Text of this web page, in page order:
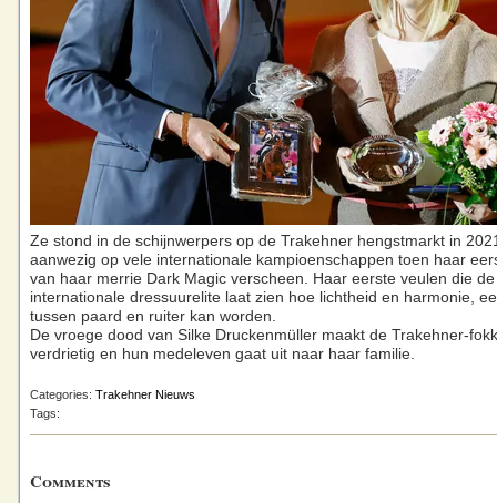
Ze stond in de schijnwerpers op de Trakehner hengstmarkt in
aanwezig op vele internationale kampioenschappen toen haar
van haar merrie Dark Magic verscheen. Haar eerste veulen die de
internationale dressuurelite laat zien hoe lichtheid en harmonie,
tussen paard en ruiter kan worden.
De vroege dood van Silke Druckenmüller maakt de Trakehner-
verdrietig en hun medeleven gaat uit naar haar familie.
Categories: Trakehner Nieuws
Tags:
Comments